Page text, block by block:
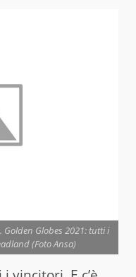
Golden Globes 2021: tutti i
(Foto Ansa)